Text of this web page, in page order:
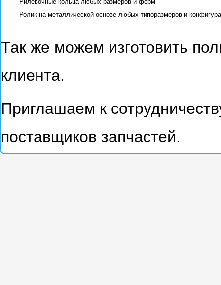
Рилевочные кольца любых размеров и форм
Ролик на металлической основе любых типоразмеров и
Так же можем изготовить
клиента.
Приглашаем к
поставщиков запчастей.